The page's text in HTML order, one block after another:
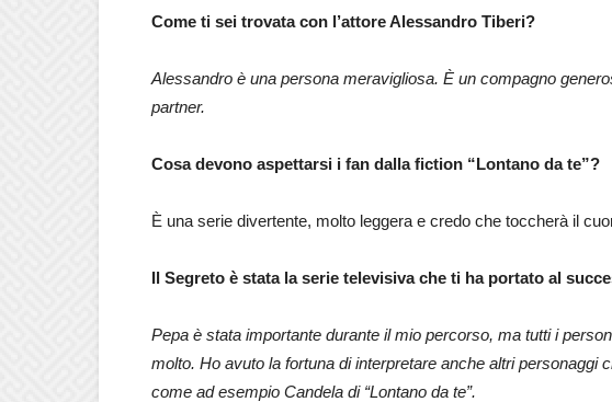
Come ti sei trovata con l’attore Alessandro Tiberi?
Alessandro è una persona meravigliosa. È un compagno
partner.
Cosa devono aspettarsi i fan dalla fiction “Lontano da te”?
È una serie divertente, molto leggera e credo che toccherà il
Il Segreto è stata la serie televisiva che ti ha portato al
Pepa è stata importante durante il mio percorso, ma tutti i
molto. Ho avuto la fortuna di interpretare anche altri personaggi
come ad esempio Candela di “Lontano da te”.